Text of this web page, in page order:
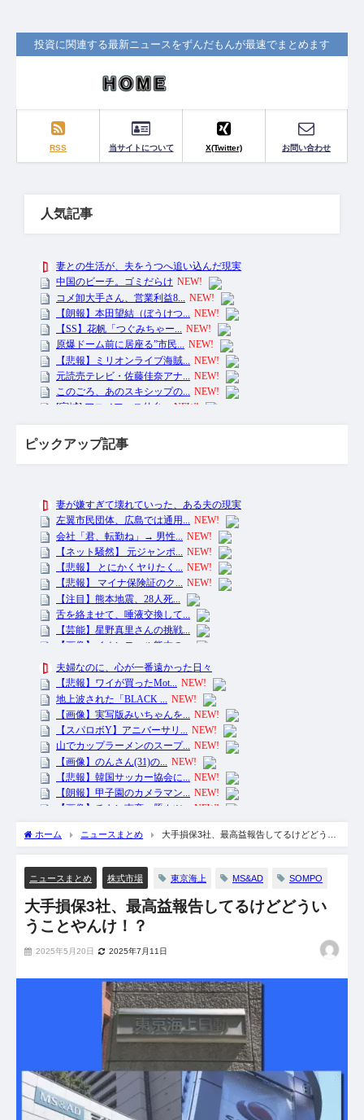
投資に関連する最新ニュースをずんだもんが最速でまとめます
RSS 当サイトについて X(Twitter) お問い合わせ
人気記事
ピックアップ記事
ホーム ニュースまとめ
大手損保3社、最高益報告してるけどどうい
ニュースまとめ 株式市場 東京海上 MS&AD SOMPO
大手損保3社、最高益報告してるけどどうい
うことやんけ！？
2025年5月20日 2025年7月11日